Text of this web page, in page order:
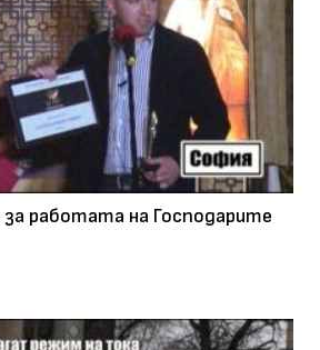
за работата на Господарите